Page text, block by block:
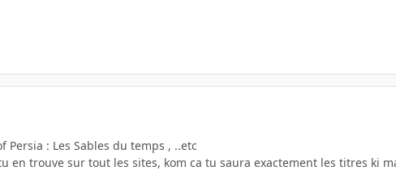
: Les Sables du temps , ..etc
en trouve sur tout les sites, kom ca tu saura exactement les titres ki